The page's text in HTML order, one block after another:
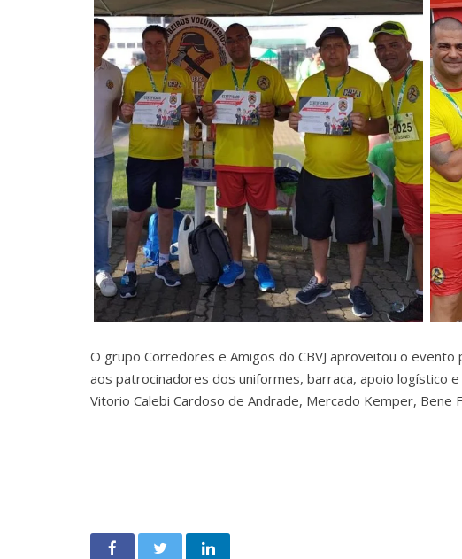
O grupo Corredores e Amigos do CBVJ aproveitou o
aos patrocinadores dos uniformes, barraca, apoio logístico
Vitorio Calebi Cardoso de Andrade, Mercado Kemper, Bene